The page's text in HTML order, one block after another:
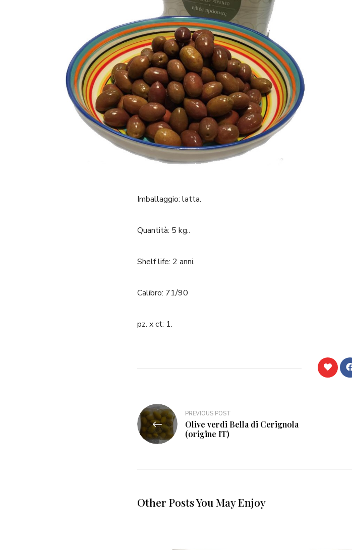
Imballaggio: latta.
Quantità: 5 kg..
Shelf life: 2 anni.
Calibro: 71/90
pz. x ct: 1.
Navigazione
articoli
PREVIOUS POST
Olive verdi Bella di Cerignola
(origine IT)
Other Posts You May Enjoy